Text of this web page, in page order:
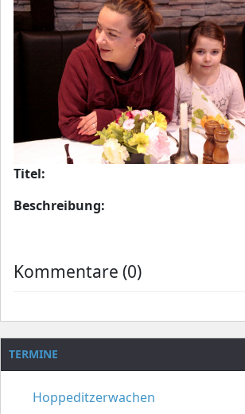
Titel:
Beschreibung:
Kommentare (0)
TERMINE
Hoppeditzerwachen